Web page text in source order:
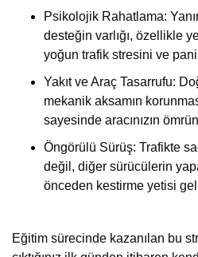
Psikolojik Rahatlama:
desteğin varlığı, özellikle
yoğun trafik stresini ve
Yakıt ve Araç Tasarrufu:
mekanik aksamın
sayesinde aracınızın
Öngörülü Sürüş: Trafikte
değil, diğer sürücülerin
önceden kestirme yetisi
Eğitim sürecinde kazanılan bu